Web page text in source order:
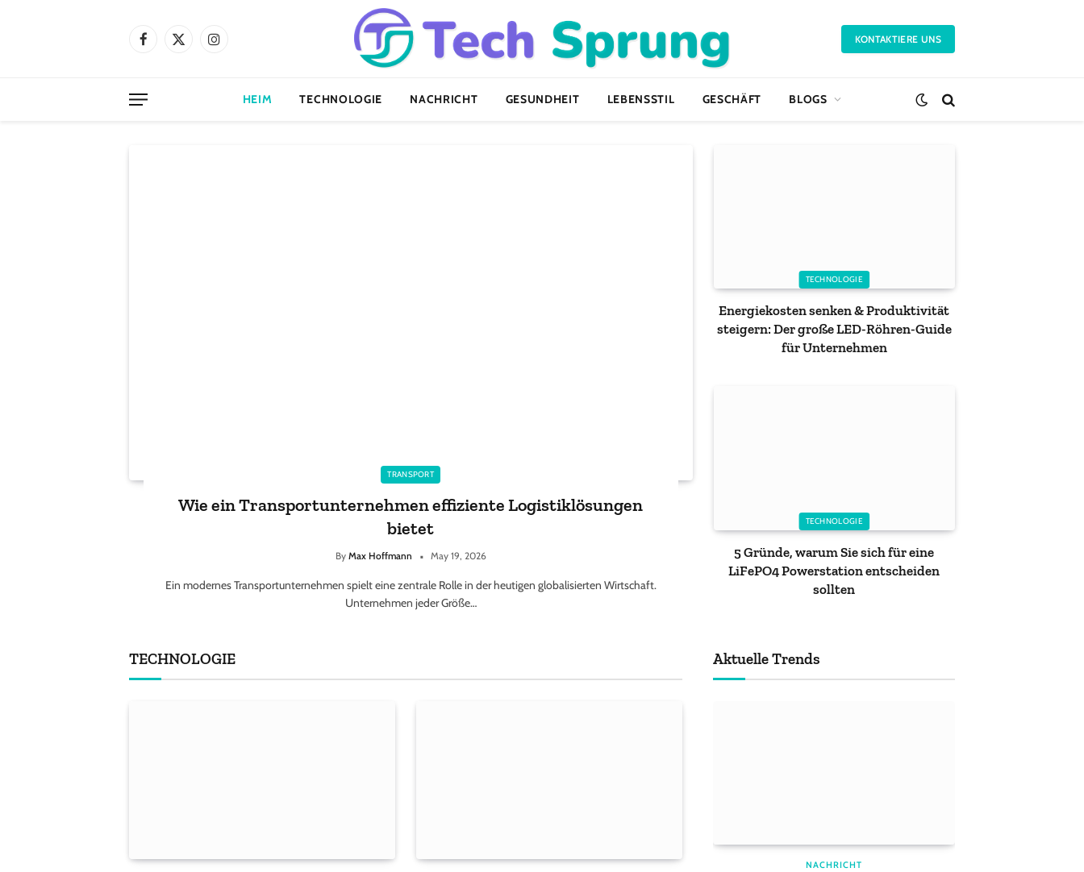
Facebook
X
Instagram KONTAKTIERE UNS
HEIM TECHNOLOGIE NACHRICHT GESUNDHEIT LEBENSSTIL GESCHÄFT BLOGS
TRANSPORT
Wie ein Transportunternehmen effiziente Logistiklösungen
bietet
By Max Hoffmann May 19, 2026
Ein modernes Transportunternehmen spielt eine zentrale Rolle in der heutigen globalisierten Wirtschaft.
Unternehmen jeder Größe…
TECHNOLOGIE
Energiekosten senken & Produktivität
steigern: Der große LED-Röhren-Guide
für Unternehmen
TECHNOLOGIE
5 Gründe, warum Sie sich für eine
LiFePO4 Powerstation entscheiden
sollten
TECHNOLOGIE Aktuelle Trends
NACHRICHT